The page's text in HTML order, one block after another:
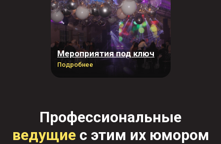
Подробнее
Мероприятия под ключ
Профессиональные
ведущие с этим их юмором